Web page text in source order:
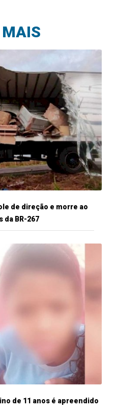
de direção e morre ao
da BR-267
de 11 anos é apreendido